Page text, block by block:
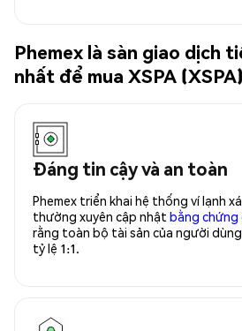
Phemex là sàn giao dịch
nhất để mua XSPA (XSPA)
Đáng tin cậy và an toàn
Phemex triển khai hệ thống ví lạnh
thường xuyên cập nhật bằng
rằng toàn bộ tài sản của người
tỷ lệ 1:1.